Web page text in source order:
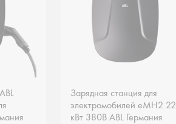
Зарядная станция для
электромобилей eMH2 22
кВт 380В ABL Германия
Зарядная станция для
электромобилей eMH2 22
кВт 380В ABL Германия